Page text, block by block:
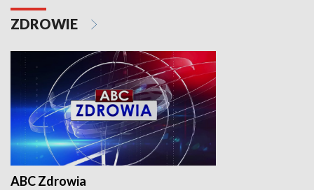
ZDROWIE
ABC Zdrowia